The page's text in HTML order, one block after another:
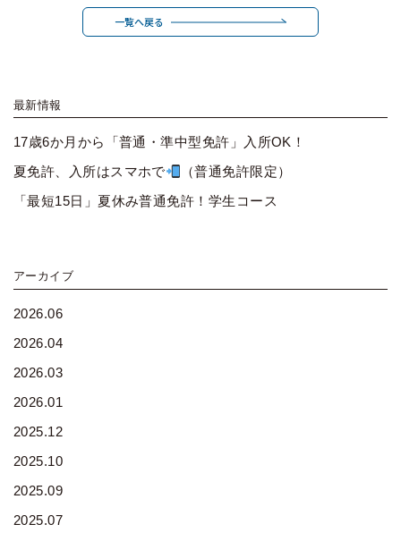
一覧へ戻る
最新情報
17歳6か月から「普通・準中型免許」入所OK！
夏免許、入所はスマホで
（普通免許限定）
「最短15日」夏休み普通免許！学生コース
アーカイブ
2026.06
2026.04
2026.03
2026.01
2025.12
2025.10
2025.09
2025.07